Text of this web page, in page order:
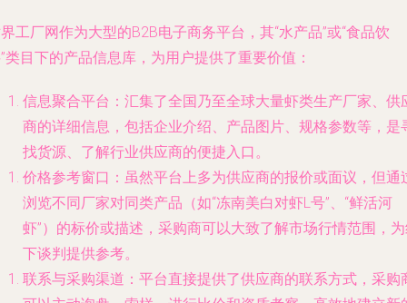
工厂网作为大型的B2B电子商务平台，其“水产品”或“食品饮
类目下的产品信息库，为用户提供了重要价值：
信息聚合平台 ：汇集了全国乃至全球大量虾类生产厂家、供
商的详细信息，包括企业介绍、产品图片、规格参数等，是
找货源、了解行业供应商的便捷入口。
价格参考窗口 ：虽然平台上多为供应商的报价或面议，但通
浏览不同厂家对同类产品（如“冻南美白对虾L号”、“鲜活河
虾”）的标价或描述，采购商可以大致了解市场行情范围，
下谈判提供参考。
联系与采购渠道 ：平台直接提供了供应商的联系方式，采购